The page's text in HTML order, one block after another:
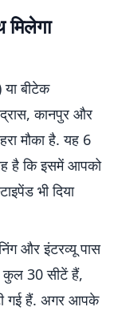
मिलेगा
बीटेक
कानपुर और
मौका है. यह 6
है कि इसमें आपको
भी दिया
और इंटरव्यू पास
कुल 30 सीटें हैं,
गई हैं. अगर आपके